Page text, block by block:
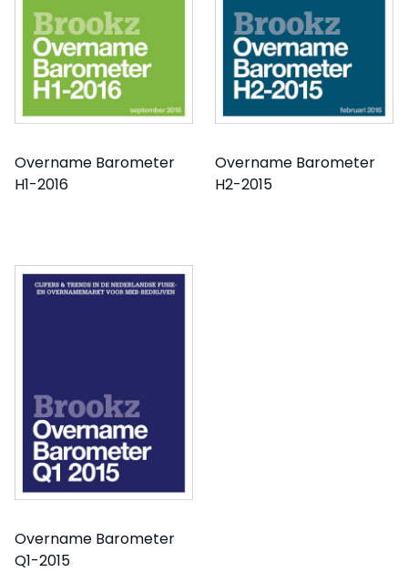
Overname Barometer
H1-2016
Overname Barometer
H2-2015
Overname Barometer
Q1-2015